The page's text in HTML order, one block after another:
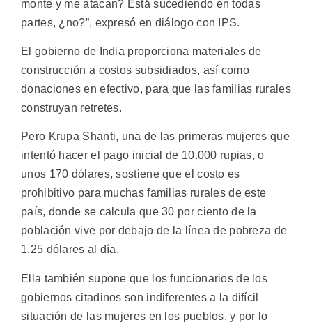
monte y me atacan? Está sucediendo en todas
partes, ¿no?”, expresó en diálogo con IPS.
El gobierno de India proporciona materiales de
construcción a costos subsidiados, así como
donaciones en efectivo, para que las familias rurales
construyan retretes.
Pero Krupa Shanti, una de las primeras mujeres que
intentó hacer el pago inicial de 10.000 rupias, o
unos 170 dólares, sostiene que el costo es
prohibitivo para muchas familias rurales de este
país, donde se calcula que 30 por ciento de la
población vive por debajo de la línea de pobreza de
1,25 dólares al día.
Ella también supone que los funcionarios de los
gobiernos citadinos son indiferentes a la difícil
situación de las mujeres en los pueblos, y por lo